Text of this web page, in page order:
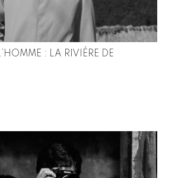
: LA RIVIÈRE DE